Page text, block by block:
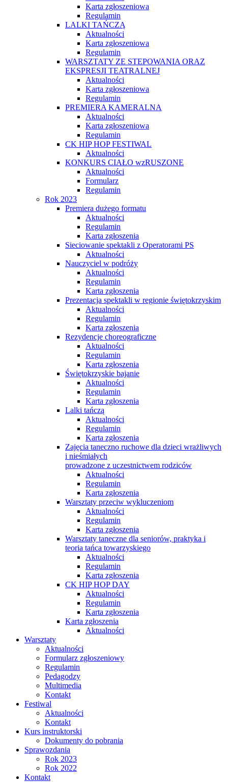
Karta zgłoszeniowa
Regulamin
LALKI TAŃCZĄ
Aktualności
Karta zgłoszeniowa
Regulamin
WARSZTATY ZE STEPOWANIA ORAZ
EKSPRESJI TEATRALNEJ
Aktualności
Karta zgłoszeniowa
Regulamin
PREMIERA KAMERALNA
Aktualności
Karta zgłoszeniowa
Regulamin
CK HIP HOP FESTIWAL
Aktualności
KONKURS CIAŁO wzRUSZONE
Aktualności
Formularz
Regulamin
Rok 2023
Premiera dużego formatu
Aktualności
Regulamin
Karta zgłoszenia
Sieciowanie spektakli z Operatorami PS
Aktualności
Nauczyciel w podróży
Aktualności
Regulamin
Karta zgłoszenia
Prezentacja spektakli w regionie świętokrzyskim
Aktualności
Regulamin
Karta zgłoszenia
Rezydencje choreograficzne
Aktualności
Regulamin
Karta zgłoszenia
Świętokrzyskie bajanie
Aktualności
Regulamin
Karta zgłoszenia
Lalki tańczą
Aktualności
Regulamin
Karta zgłoszenia
Zajęcia taneczno ruchowe dla dzieci wrażliwych
i nieśmiałych
prowadzone z uczestnictwem rodziców
Aktualności
Regulamin
Karta zgłoszenia
Warsztaty przeciw wykluczeniom
Aktualności
Regulamin
Karta zgłoszenia
Warsztaty taneczne dla seniorów, praktyka i
teoria tańca towarzyskiego
Aktualności
Regulamin
Karta zgłoszenia
CK HIP HOP DAY
Aktualności
Regulamin
Karta zgłoszenia
Karta zgłoszenia
Aktualności
Warsztaty
Aktualności
Formularz zgłoszeniowy
Regulamin
Pedagodzy
Multimedia
Kontakt
Festiwal
Aktualności
Kontakt
Kurs instruktorski
Dokumenty do pobrania
Sprawozdania
Rok 2023
Rok 2022
Kontakt